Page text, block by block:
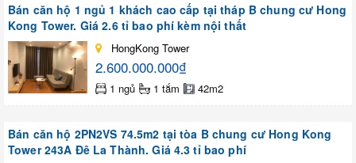
Bán căn hộ 1 ngủ 1 khách cao cấp tại tháp B chung cư Hong
Kong Tower. Giá 2.6 tỉ bao phí kèm nội thất
HongKong Tower
2.600.000.000₫
1 ngủ 1 tắm 42m2
Bán căn hộ 2PN2VS 74.5m2 tại tòa B chung cư Hong Kong
Tower 243A Đê La Thành. Giá 4.3 tỉ bao phí